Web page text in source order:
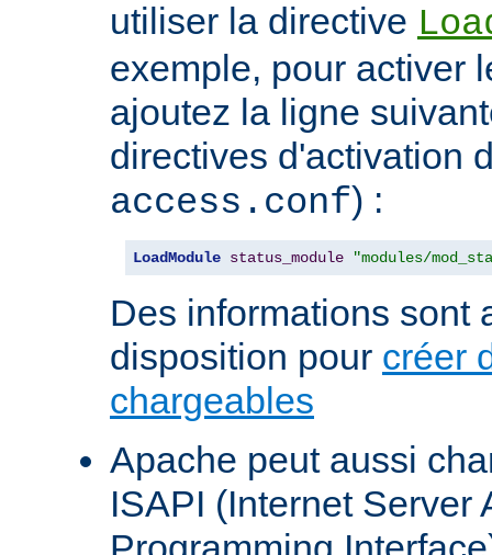
utiliser la directive
exemple, pour activer
ajoutez la ligne
directives d'activation
access.conf) :
LoadModule status_module "modules/
Des informations sont
disposition pour créer
chargeables
Apache peut aussi
ISAPI (Internet Server